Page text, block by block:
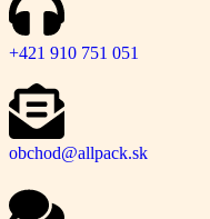
+421 910 751 051
obchod@allpack.sk